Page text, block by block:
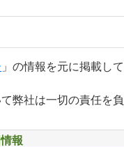
」の情報を元に掲載し
弊社は一切の責任を
報